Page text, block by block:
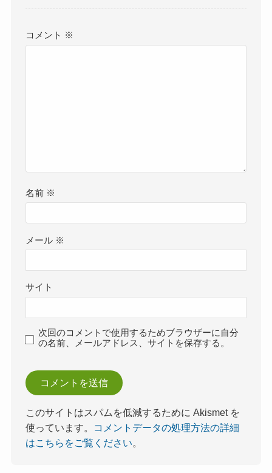
コメント ※
名前 ※
メール ※
サイト
次回のコメントで使用するためブラウザーに自分
の名前、メールアドレス、サイトを保存する。
このサイトはスパムを低減するために Akismet を
使っています。
コメントデータの処理方法の詳細
はこちらをご覧ください。